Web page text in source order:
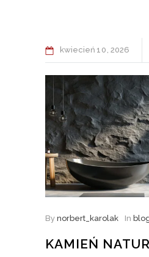
kwiecień 10 2026
By norbert_karolak In
KAMIEŃ